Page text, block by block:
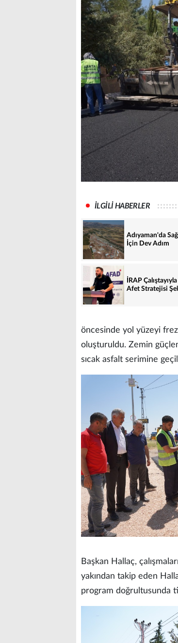
İLGİLİ HABERLER
Adıyaman'da
İçin Dev Adım
İRAP
Afet Stratejisi
öncesinde yol yüzeyi
oluşturuldu. Zemin
sıcak asfalt serimine
Başkan Hallaç,
yakından takip eden
program doğrultusunda